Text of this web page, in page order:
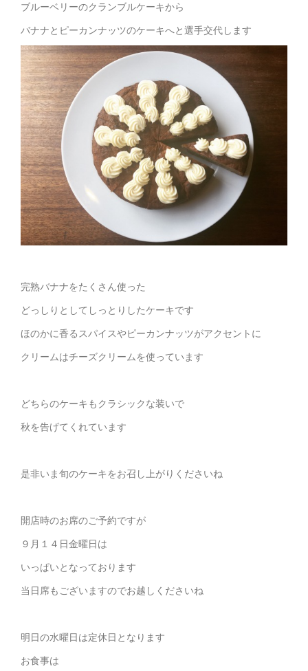
ブルーベリーのクランブルケーキから
バナナとピーカンナッツのケーキへと選手交代します
完熟バナナをたくさん使った
どっしりとしてしっとりしたケーキです
ほのかに香るスパイスやピーカンナッツがアクセントに
クリームはチーズクリームを使っています
どちらのケーキもクラシックな装いで
秋を告げてくれています
是非いま旬のケーキをお召し上がりくださいね
開店時のお席のご予約ですが
９月１４日金曜日は
いっぱいとなっております
当日席もございますのでお越しくださいね
明日の水曜日は定休日となります
お食事は